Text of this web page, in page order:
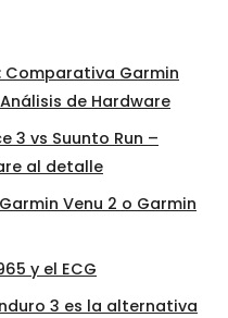
Comparativa Garmin
de Hardware
3 vs Suunto Run –
al detalle
Venu 2 o Garmin
y el ECG
3 es la alternativa